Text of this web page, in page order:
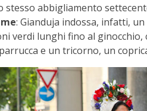
stesso abbigliamento
: Gianduja indossa, infatti,
verdi lunghi fino al ginocchio,
e un tricorno, un